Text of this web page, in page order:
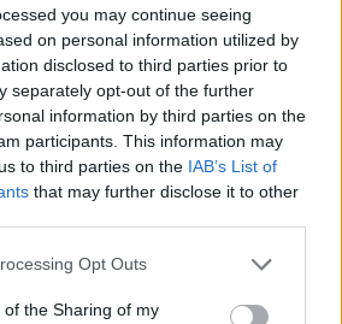
you may continue seeing
on personal information utilized by
disclosed to third parties prior to
separately opt-out of the further
information by third parties on the
participants. This information may
to third parties on the IAB’s List of
that may further disclose it to other
app uses one or more Google
or usage behaviour. You may click to
Opt Outs
the Sharing of my